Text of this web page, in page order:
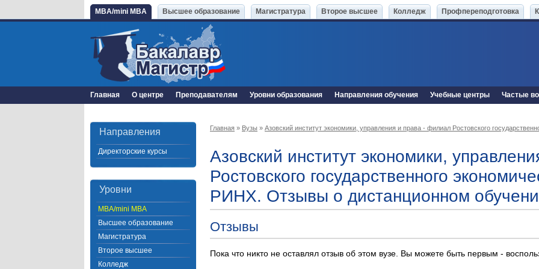
MBA/mini MBA Высшее образование Магистратура Второе высшее Колледж Профпереподготовка
Главная О центре Преподавателям Уровни образования Направления обучения Учебные центры Частые
Направления
Директорские курсы
Уровни
MBA/mini MBA
Высшее образование
Магистратура
Второе высшее
Колледж
Главная » Вузы » Азовский институт экономики, управления и права - филиал Ростовского
Азовский институт экономики,
Ростовского государственного
РИНХ. Отзывы о дистанционном
Отзывы
Пока что никто не оставлял отзыв об этом вузе. Вы можете быть первым -